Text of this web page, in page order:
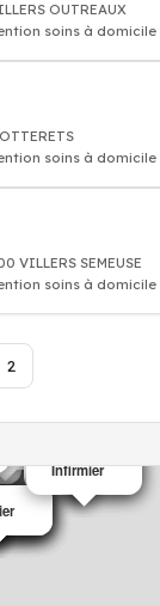
OUTREAUX
soins à domicile
soins à domicile
VILLERS SEMEUSE
soins à domicile
2
Infirmier
Infirmier
Infirmier